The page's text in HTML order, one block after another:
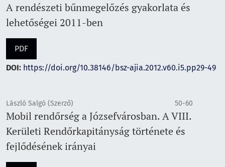
A rendészeti bűnmegelőzés gyakorlata és
lehetőségei 2011-ben
PDF
DOI: https://doi.org/10.38146/bsz-ajia.2012.v60.i5.pp29-49
László Salgó (Szerző) 50-60
Mobil rendőrség a Józsefvárosban. A VIII.
Kerületi Rendőrkapitányság története és
fejlődésének irányai